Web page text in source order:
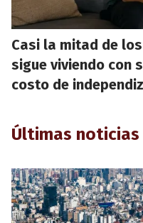
Casi la mitad de
sigue viviendo con
costo de
Últimas noticias